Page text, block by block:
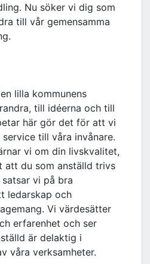
Nu söker vi dig som
till vår gemensamma
lilla kommunens
till idéerna och till
här gör det för att vi
till våra invånare.
vi om din livskvalitet,
du som anställd trivs
vi på bra
ledarskap och
Vi värdesätter
erfarenhet och ser
är delaktig i
våra verksamheter.